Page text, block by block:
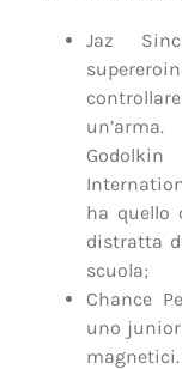
Jaz
ha quello
distratta
scuola;
Chance
uno junior